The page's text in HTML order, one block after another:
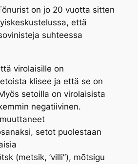
on jo 20 vuotta sitten
että
suhteessa
virolaisille on
klisee ja että se on
setoilla on virolaisista
negatiivinen.
setot puolestaan
(metsik, ’villi”), mõtsigu